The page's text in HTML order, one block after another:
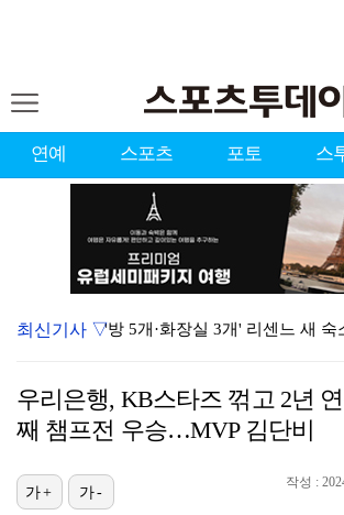
연예 스포츠 포토 스
'방 5개·화장실 3개' 리센느 새
최신기사 ▽
우리은행, KB스타즈 꺾고 2년 연
째 챔프전 우승…MVP 김단비
작성 :
가+ 가-